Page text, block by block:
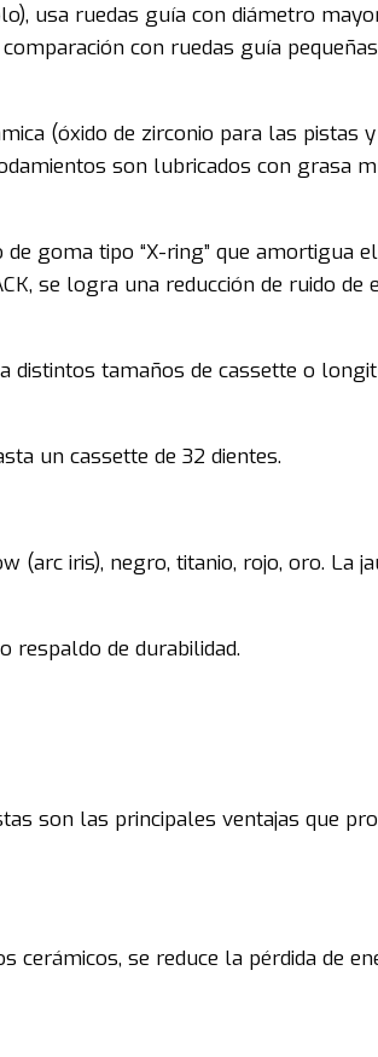
usa ruedas guía con diámetro
con ruedas guía pequeñas
(óxido de zirconio para las pistas
son lubricados con grasa
goma tipo “X-ring” que amortigua el
se logra una reducción de ruido de
distintos tamaños de cassette o
un cassette de 32 dientes.
(arc iris), negro, titanio, rojo, oro. La
respaldo de durabilidad.
son las principales ventajas que
se reduce la pérdida de